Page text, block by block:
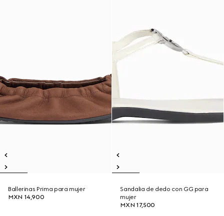
Ballerinas Prima para mujer
MXN 14,900
Sandalia de dedo con GG para
mujer
MXN 17,500